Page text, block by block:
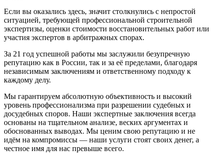
Если вы оказались здесь, значит столкнулись с непростой
ситуацией, требующей профессиональной строительной
экспертизы, оценки стоимости восстановительных работ или
участия экспертов в арбитражных спорах.
За 21 год успешной работы мы заслужили безупречную
репутацию как в России, так и за её пределами, благодаря
независимым заключениям и ответственному подходу к
каждому делу.
Мы гарантируем абсолютную объективность и высокий
уровень профессионализма при разрешении судебных и
досудебных споров. Наши экспертные заключения всегда
основаны на тщательном анализе, веских аргументах и
обоснованных выводах. Мы ценим свою репутацию и не
идём на компромиссы — наши услуги стоят своих денег, а
честное имя для нас превыше всего.